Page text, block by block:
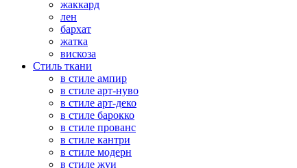
жаккард
лен
бархат
жатка
вискоза
Стиль ткани
в стиле ампир
в стиле арт-нуво
в стиле арт-деко
в стиле барокко
в стиле прованс
в стиле кантри
в стиле модерн
в стиле жуи